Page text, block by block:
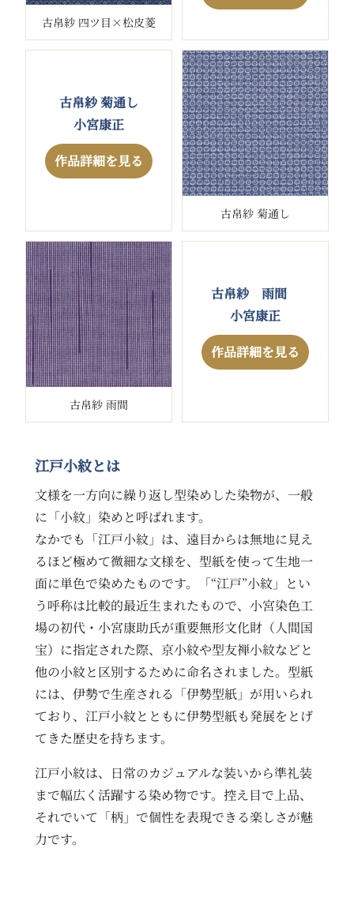
古帛紗 四ツ目×松皮菱
古帛紗 菊通し
小宮康正
作品詳細を見る
古帛紗 菊通し
古帛紗 雨間
古帛紗 雨間
小宮康正
作品詳細を見る
江戸小紋とは
文様を一方向に繰り返し型染めした染物が、一般
に「小紋」染めと呼ばれます。
なかでも「江戸小紋」は、遠目からは無地に見え
るほど極めて微細な文様を、型紙を使って生地一
面に単色で染めたものです。「“江戸”小紋」とい
う呼称は比較的最近生まれたもので、小宮染色工
場の初代・小宮康助氏が重要無形文化財（人間国
宝）に指定された際、京小紋や型友禅小紋などと
他の小紋と区別するために命名されました。型紙
には、伊勢で生産される「伊勢型紙」が用いられ
ており、江戸小紋とともに伊勢型紙も発展をとげ
てきた歴史を持ちます。
江戸小紋は、日常のカジュアルな装いから準礼装
まで幅広く活躍する染め物です。控え目で上品、
それでいて「柄」で個性を表現できる楽しさが魅
力です。